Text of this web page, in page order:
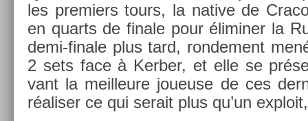
les pre­mi­ers tours, la native de
en quarts de fin­ale pour éli­min­er la
demi-finale plus tard, ron­de­ment
2 sets face à Kerb­er, et elle se
vant la meil­leure joueuse de ces
réalis­er ce qui serait plus qu’un